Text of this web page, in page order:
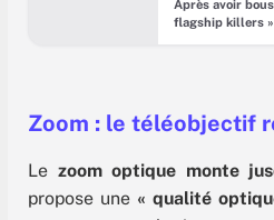
Après avoir
flagship killers
‘express’…
Zoom : le téléobjectif
Le zoom optique monte
propose une « qualité